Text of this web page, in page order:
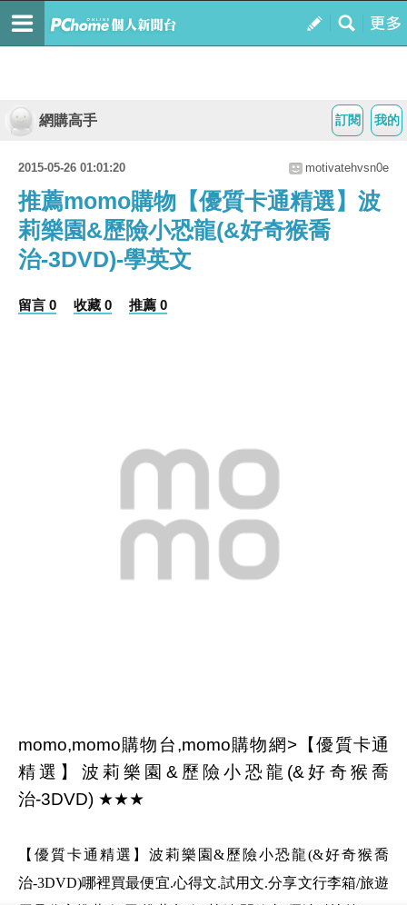
我的
訂閱
網購高手
2015-05-26 01:01:20 motivatehvsn0e
推薦momo購物【優質卡通精選】波
莉樂園&歷險小恐龍(&好奇猴喬
治-3DVD)-學英文
留言 0 收藏 0 推薦 0
momo,momo購物台,momo購物網>【優質卡通
精選】波莉樂園&歷險小恐龍(&好奇猴喬
治-3DVD) ★★★
【優質卡通精選】波莉樂園&歷險小恐龍(&好奇猴喬
治-3DVD)哪裡買最便宜.心得文.試用文.分享文行李箱/旅遊